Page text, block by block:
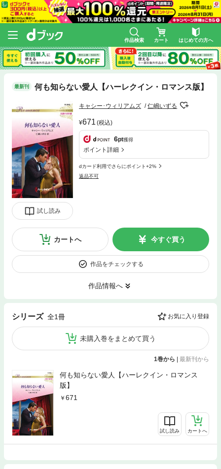
作品検索 カート はじめての方へ
最新刊 何も知らない愛人【ハーレクイン・ロマンス版】
試し読み
キャシー･ウィリアムズ 仁嶋いずる
671 (税込)
6pt獲得
ポイント詳細
dカード利用でさらにポイント+2%
返品不可
カートへ 今すぐ買う
作品をチェックする
作品情報へ
シリーズ 全1冊 お気に入り登録
未購入巻をまとめて買う
1巻から 最新刊から
何も知らない愛人【ハーレクイン・ロマンス
版】
671
試し読み カートへ